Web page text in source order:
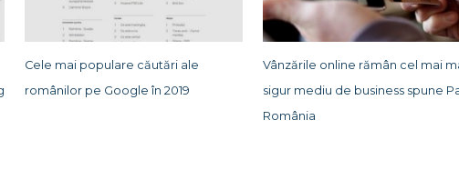
Cele mai populare căutări ale
românilor pe Google în 2019
Vânzările online rămân cel mai
sigur mediu de business spune
România